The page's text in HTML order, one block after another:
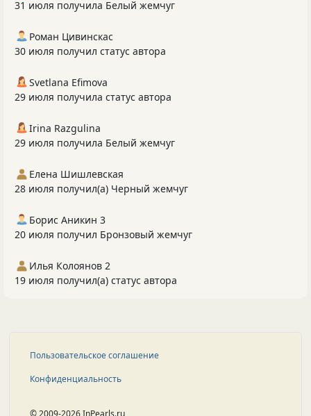
31 июля получила Белый жемчуг
Роман Цивинскас
30 июля получил статус автора
Svetlana Efimova
29 июля получила статус автора
Irina Razgulina
29 июля получила Белый жемчуг
Елена Шишлевская
28 июля получил(а) Черный жемчуг
Борис Аникин 3
20 июля получил Бронзовый жемчуг
Илья Колоянов 2
19 июля получил(а) статус автора
Пользовательское соглашение
Конфиденциальность
© 2009-2026 InPearls.ru